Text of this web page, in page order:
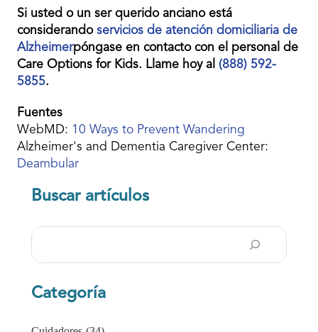
Si usted o un ser querido anciano está
considerando servicios de atención domiciliaria de
Alzheimerpóngase en contacto con el personal de
Care Options for Kids. Llame hoy al (888) 592-
5855.
Fuentes
WebMD: 10 Ways to Prevent Wandering
Alzheimer's and Dementia Caregiver Center:
Deambular
Buscar artículos
Buscar
Categoría